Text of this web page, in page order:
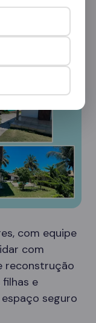
com equipe
com
reconstrução
e
seguro